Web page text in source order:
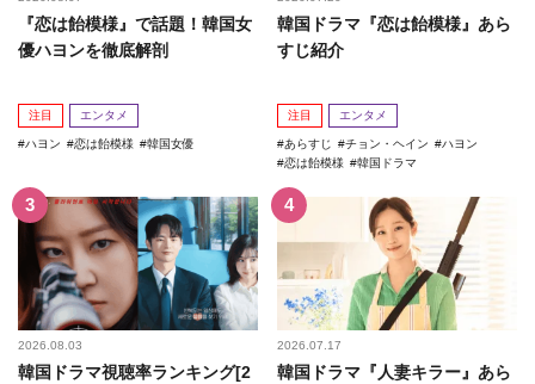
『恋は飴模様』で話題！韓国女
優ハヨンを徹底解剖
注目 エンタメ
ハヨン 恋は飴模様 韓国女優
韓国ドラマ『恋は飴模様』あら
すじ紹介
注目 エンタメ
あらすじ チョン・ヘイン
ハヨン
恋は飴模様
韓国ドラマ
2026.08.03
韓国ドラマ視聴率ランキング[2
2026.07.17
韓国ドラマ『人妻キラー』あら